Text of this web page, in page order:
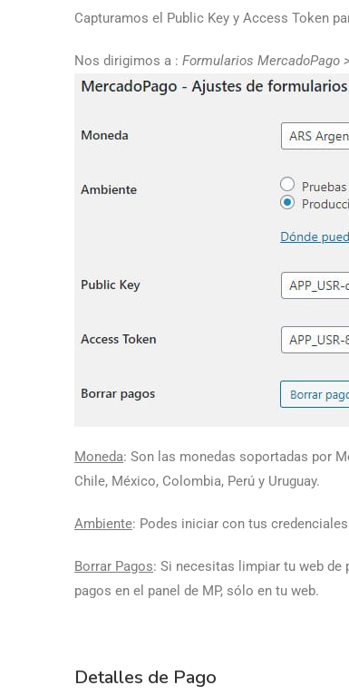
Capturamos el Public Key y Access Token
Nos dirigimos a : Formularios MercadoPago
Moneda: Son las monedas soportadas por
Chile, México, Colombia, Perú y Uruguay.
Ambiente: Podes iniciar con tus
Borrar Pagos: Si necesitas limpiar tu web de
pagos en el panel de MP, sólo en tu web.
Detalles de Pago